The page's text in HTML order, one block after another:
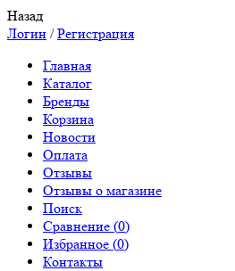
Назад
Логин /Регистрация
Главная
Каталог
Бренды
Корзина
Новости
Оплата
Отзывы
Отзывы о магазине
Поиск
Сравнение (0)
Избранное (0)
Контакты